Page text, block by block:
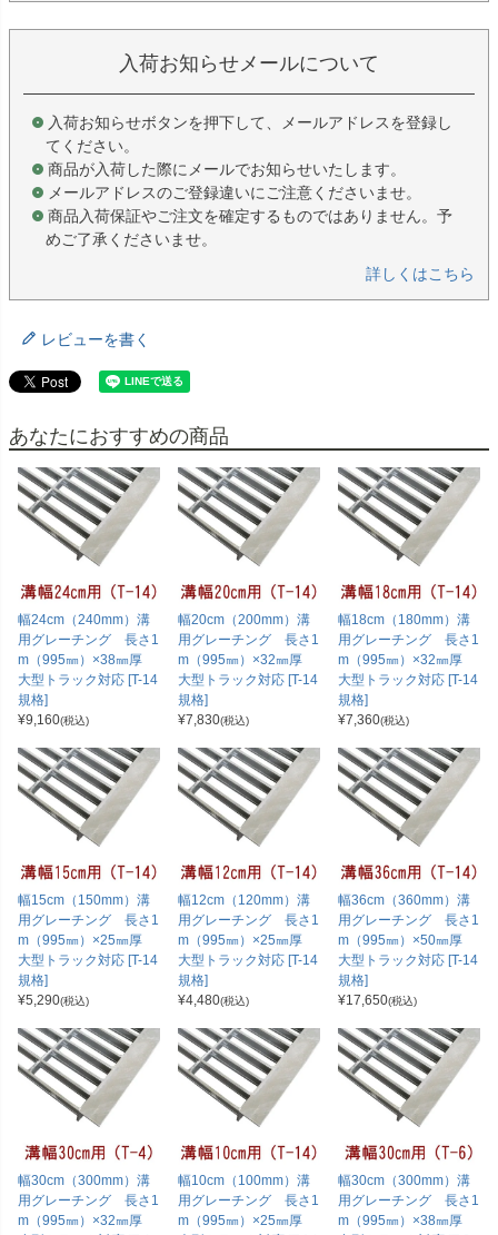
入荷お知らせメールについて
入荷お知らせボタンを押下して、メールアドレスを登録し
てください。
商品が入荷した際にメールでお知らせいたします。
メールアドレスのご登録違いにご注意くださいませ。
商品入荷保証やご注文を確定するものではありません。予
めご了承くださいませ。
詳しくはこちら
レビューを書く
あなたにおすすめの商品
幅24cm（240mm）溝
用グレーチング 長さ1
m（995㎜）×38㎜厚
大型トラック対応 [T-14
規格]
¥9,160(税込)
幅20cm（200mm）溝
用グレーチング 長さ1
m（995㎜）×32㎜厚
大型トラック対応 [T-14
規格]
¥7,830(税込)
幅18cm（180mm）溝
用グレーチング 長さ1
m（995㎜）×32㎜厚
大型トラック対応 [T-14
規格]
¥7,360(税込)
幅15cm（150mm）溝
用グレーチング 長さ1
m（995㎜）×25㎜厚
大型トラック対応 [T-14
規格]
¥5,290(税込)
幅12cm（120mm）溝
用グレーチング 長さ1
m（995㎜）×25㎜厚
大型トラック対応 [T-14
規格]
¥4,480(税込)
幅36cm（360mm）溝
用グレーチング 長さ1
m（995㎜）×50㎜厚
大型トラック対応 [T-14
規格]
¥17,650(税込)
幅30cm（300mm）溝
用グレーチング 長さ1
m（995㎜）×32㎜厚
幅10cm（100mm）溝
用グレーチング 長さ1
m（995㎜）×25㎜厚
幅30cm（300mm）溝
用グレーチング 長さ1
m（995㎜）×38㎜厚